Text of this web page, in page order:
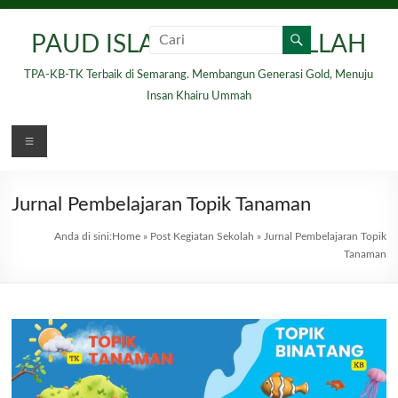
contentPAUD ISLAM HIDAYATULLAH
TPA-KB-TK Terbaik di Semarang. Membangun Generasi Gold, Menuju
Insan Khairu Ummah
Menu
Jurnal Pembelajaran Topik Tanaman
Anda di sini:Home» Post Kegiatan Sekolah » Jurnal Pembelajaran Topik
Tanaman